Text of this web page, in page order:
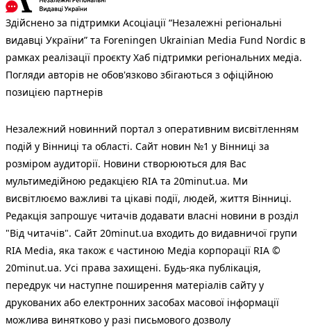
Здійснено за підтримки Асоціації “Незалежні регіональні
видавці України” та Foreningen Ukrainian Media Fund Nordic в
рамках реалізації проєкту Хаб підтримки регіональних медіа.
Погляди авторів не обов'язково збігаються з офіційною
позицією партнерів
Незалежний новинний портал з оперативним висвітленням
подій у Вінниці та області. Сайт новин №1 у Вінниці за
розміром аудиторії. Новини створюються для Вас
мультимедійною редакцією RIA та 20minut.ua. Ми
висвітлюємо важливі та цікаві події, людей, життя Вінниці.
Редакція запрошує читачів додавати власні новини в розділ
"Від читачів". Сайт 20minut.ua входить до видавничої групи
RIA Media, яка також є частиною Медіа корпорації RIA ©
20minut.ua. Усі права захищені. Будь-яка публiкацiя,
передрук чи наступне поширення матеріалів сайту у
друкованих або електронних засобах масової інформації
можлива винятково у разі письмового дозволу